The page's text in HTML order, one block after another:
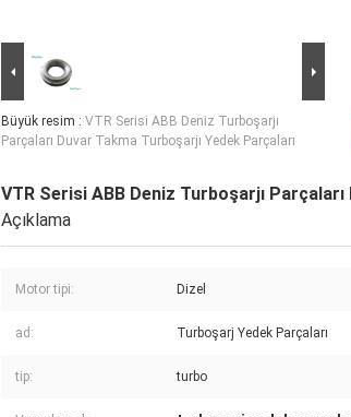
Büyük resim : VTR Serisi ABB Deniz Turboşarjı
Parçaları Duvar Takma Turboşarjı Yedek Parçaları
VTR Serisi ABB Deniz Turboşarjı
Açıklama
Motor tipi: Dizel
ad: Turboşarj Yedek Parçaları
tip: turbo